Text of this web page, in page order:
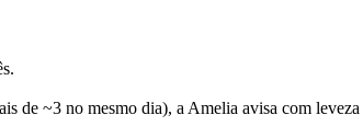
de ~3 no mesmo dia), a Amelia avisa com